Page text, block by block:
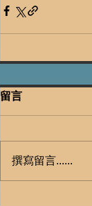
留言
撰寫留言......